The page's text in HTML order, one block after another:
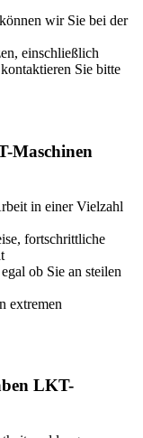
wir Sie bei der
einschließlich
Sie bitte
Maschinen
in einer Vielzahl
fortschrittliche
ob Sie an steilen
extremen
LKT-